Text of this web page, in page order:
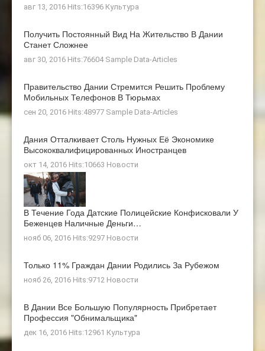
авг 13, 2016 Hits:16396 Культура
Получить Постоянный Вид На Жительство В Дании
Станет Сложнее
авг 30, 2016 Hits:76604 Sample Data-Articles
Правительство Дании Стремится Решить Проблему
Мобильных Телефонов В Тюрьмах
сен 20, 2016 Hits:48977 Sample Data-Articles
Дания Отталкивает Столь Нужных Её Экономике
Высококвалифицированных Иностранцев
окт 14, 2016 Hits:10663 Новости
В Течение Года Датские Полицейские Конфисковали У
Беженцев Наличные Деньги…
нояб 06, 2016 Hits:9297 Новости
Только 11% Граждан Дании Родились За Рубежом
нояб 26, 2016 Hits:9712 Новости
В Дании Все Большую Популярность Прибретает
Профессия "обнимальщика"
дек 16, 2016 Hits:12961 Культура